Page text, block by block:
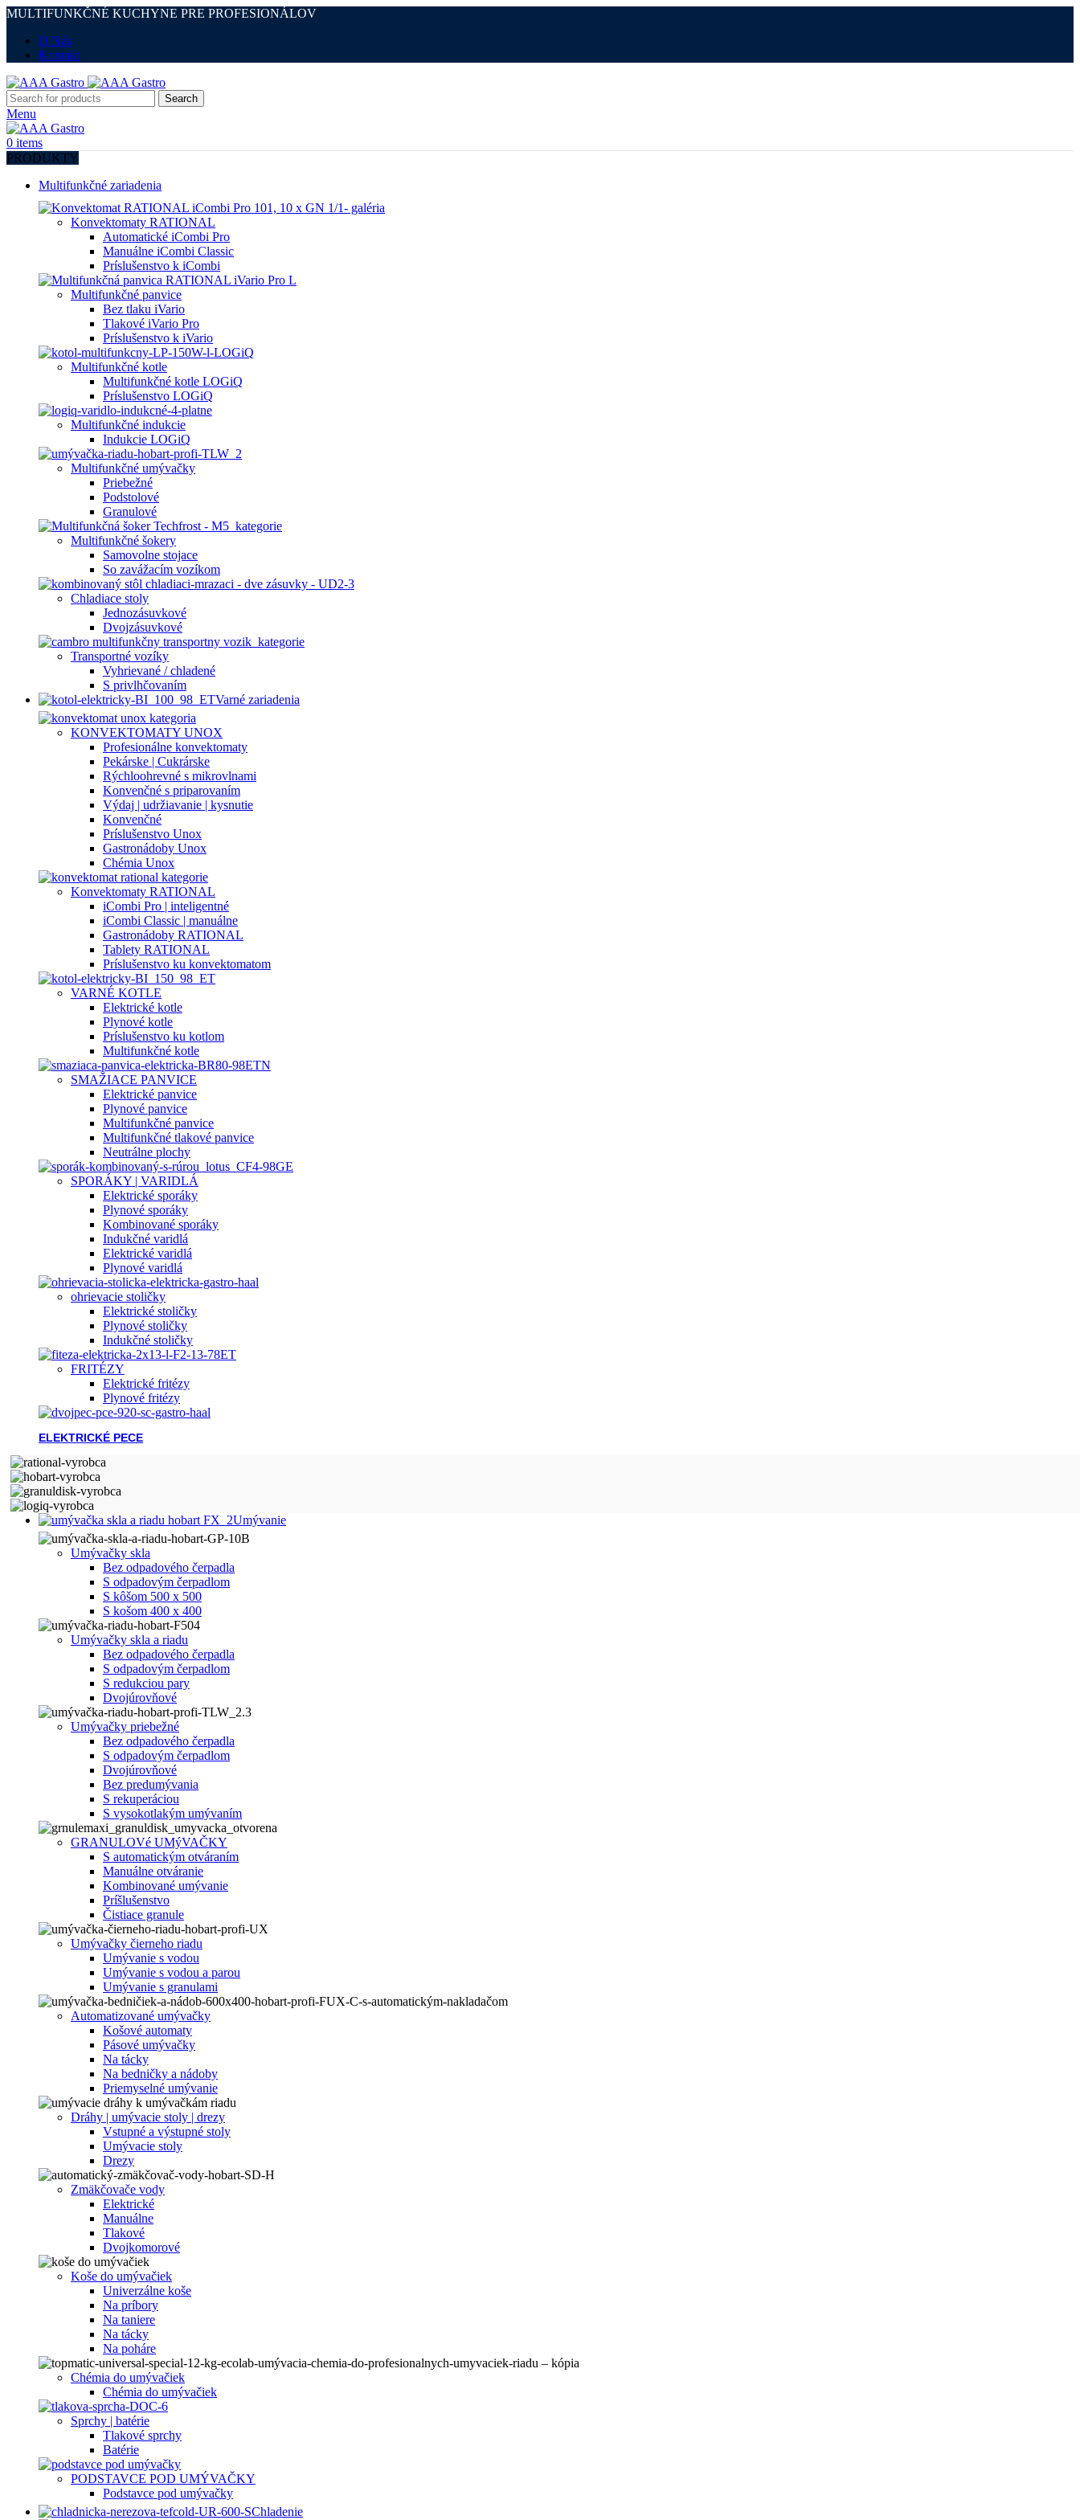
MULTIFUNKČNÉ KUCHYNE PRE PROFESIONÁLOV
O Nás
Kontakt
Search
Menu
0 items
PRODUKTY
Multifunkčné zariadenia
Konvektomaty RATIONAL
Automatické iCombi Pro
Manuálne iCombi Classic
Príslušenstvo k iCombi
Multifunkčné panvice
Bez tlaku iVario
Tlakové iVario Pro
Príslušenstvo k iVario
Multifunkčné kotle
Multifunkčné kotle LOGiQ
Príslušenstvo LOGiQ
Multifunkčné indukcie
Indukcie LOGiQ
Multifunkčné umývačky
Priebežné
Podstolové
Granulové
Multifunkčné šokery
Samovolne stojace
So zavážacím vozíkom
Chladiace stoly
Jednozásuvkové
Dvojzásuvkové
Transportné vozíky
Vyhrievané / chladené
S privlhčovaním
Varné zariadenia
KONVEKTOMATY UNOX
Profesionálne konvektomaty
Pekárske | Cukrárske
Rýchloohrevné s mikrovlnami
Konvenčné s priparovaním
Výdaj | udržiavanie | kysnutie
Konvenčné
Príslušenstvo Unox
Gastronádoby Unox
Chémia Unox
Konvektomaty RATIONAL
iCombi Pro | inteligentné
iCombi Classic | manuálne
Gastronádoby RATIONAL
Tablety RATIONAL
Príslušenstvo ku konvektomatom
VARNÉ KOTLE
Elektrické kotle
Plynové kotle
Príslušenstvo ku kotlom
Multifunkčné kotle
SMAŽIACE PANVICE
Elektrické panvice
Plynové panvice
Multifunkčné panvice
Multifunkčné tlakové panvice
Neutrálne plochy
SPORÁKY | VARIDLÁ
Elektrické sporáky
Plynové sporáky
Kombinované sporáky
Indukčné varidlá
Elektrické varidlá
Plynové varidlá
ohrievacie stoličky
Elektrické stoličky
Plynové stoličky
Indukčné stoličky
FRITÉZY
Elektrické fritézy
Plynové fritézy
ELEKTRICKÉ PECE
Umývanie
Umývačky skla
Bez odpadového čerpadla
S odpadovým čerpadlom
S kôšom 500 x 500
S košom 400 x 400
Umývačky skla a riadu
Bez odpadového čerpadla
S odpadovým čerpadlom
S redukciou pary
Dvojúrovňové
Umývačky priebežné
Bez odpadového čerpadla
S odpadovým čerpadlom
Dvojúrovňové
Bez predumývania
S rekuperáciou
S vysokotlakým umývaním
GRANULOVé UMýVAČKY
S automatickým otváraním
Manuálne otváranie
Kombinované umývanie
Príšlušenstvo
Čistiace granule
Umývačky čierneho riadu
Umývanie s vodou
Umývanie s vodou a parou
Umývanie s granulami
Automatizované umývačky
Košové automaty
Pásové umývačky
Na tácky
Na bedničky a nádoby
Priemyselné umývanie
Dráhy | umývacie stoly | drezy
Vstupné a výstupné stoly
Umývacie stoly
Drezy
Zmäkčovače vody
Elektrické
Manuálne
Tlakové
Dvojkomorové
Koše do umývačiek
Univerzálne koše
Na príbory
Na taniere
Na tácky
Na poháre
Chémia do umývačiek
Chémia do umývačiek
Sprchy | batérie
Tlakové sprchy
Batérie
PODSTAVCE POD UMÝVAČKY
Podstavce pod umývačky
Chladenie